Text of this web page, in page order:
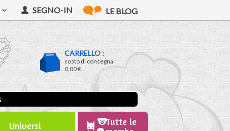
SEGNO-IN LE BLOG
CARRELLO :
costo di consegna :
0,00 €
Universi
Tutte le